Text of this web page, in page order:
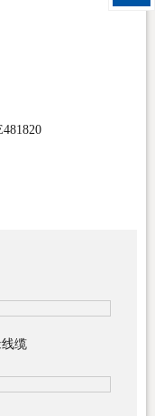
缆